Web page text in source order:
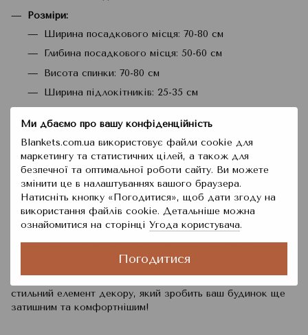
Ми дбаємо про вашу конфіденційність
Blankets.com.ua використовує файли cookie для
маркетингу та статистичних цілей, а також для
безпечної та оптимальної роботи сайту. Ви можете
змінити це в налаштуваннях вашого браузера.
Натисніть кнопку «Погодитися», щоб дати згоду на
використання файлів cookie. Детальніше можна
ознайомитися на сторінці Угода користувача.
Погодитися
Розміри:
Ширина посадкового місця: 70-80 см
Глибина посадкового місця: 50-60 см
Висота спинки: 70-80 см
Ширина підлокітників: 25-35 см
Переваги:
Захист: Чохол надійно захищає крісло від пилу,
подряпин, плям та інших пошкоджень, зберігаючи його
первозданний вигляд.
Затишок та стиль:Продукт надає вашому інтер'єру
свіжості та затишку, створюючи комфортну та приємну
атмосферу в будинку.
Легко знімається та стирається в
машинці, що робить чохол зручним у використанні для
сімей з дітьми та домашніми улюбленцями.
стильний елемент декору, який зробить ваш будинок ще
затишним та комфортнішим!